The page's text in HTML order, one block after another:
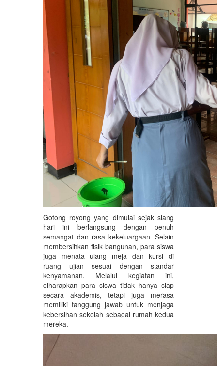
Gotong royong yang dimulai sejak siang
hari ini berlangsung dengan penuh
semangat dan rasa kekeluargaan. Selain
membersihkan fisik bangunan, para siswa
juga menata ulang meja dan kursi di
ruang ujian sesuai dengan standar
kenyamanan. Melalui kegiatan ini,
diharapkan para siswa tidak hanya siap
secara akademis, tetapi juga merasa
memiliki tanggung jawab untuk menjaga
kebersihan sekolah sebagai rumah kedua
mereka.